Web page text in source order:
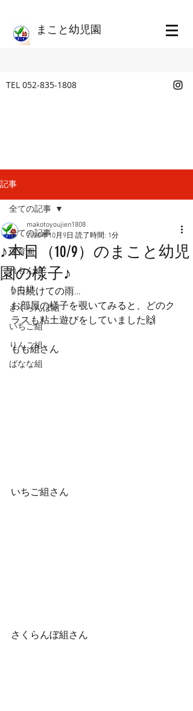
​まこと幼児園
TEL 052-835-1808
記事
全ての記事
保育園
れもん組
もも組
さくらんぼ組
いちご組
りんご組
ばなな組
全ての記事
♪本日（10/9）のまこと幼児
園の様子♪
makotoyoujien1808
2020年10月9日 読了時間: 1分
2日続けての雨…
お部屋の様子を覗いてみると、どのク
ラスも粘土遊びをしていました🙌
もも組さん
いちご組さん
さくらんぼ組さん